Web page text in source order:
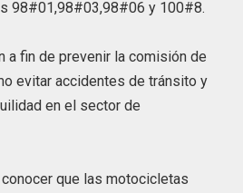
98#01,98#03,98#06 y 100#8.
a fin de prevenir la comisión de
evitar accidentes de tránsito y
en el sector de
que las motocicletas